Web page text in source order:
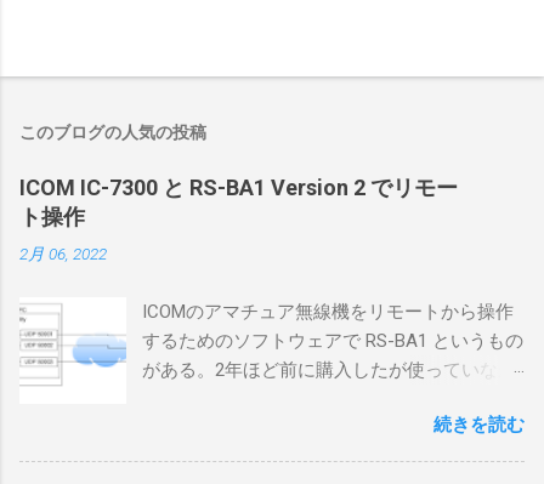
このブログの人気の投稿
ICOM IC-7300 と RS-BA1 Version 2 でリモー
ト操作
2月 06, 2022
ICOMのアマチュア無線機をリモートから操作
するためのソフトウェアで RS-BA1 というもの
がある。2年ほど前に購入したが使っていなか
としているので、リモートから操作できる無
線局構築のために、真面目に使ってみること
続きを読む